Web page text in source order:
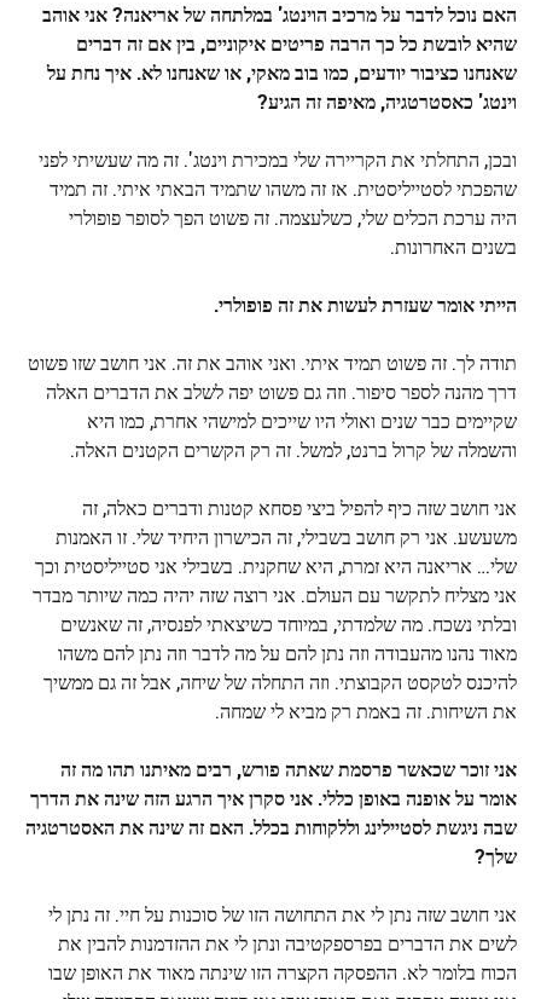
האם נוכל לדבר על מרכיב הוינטג' במלתחה של אריאנה? אני אוהב
שהיא לובשת כל כך הרבה פריטים איקוניים, בין אם זה דברים
שאנחנו כציבור יודעים, כמו בוב מאקי, או שאנחנו לא. איך נחת על
וינטג' כאסטרטגיה, מאיפה זה הגיע?
ובכן, התחלתי את הקריירה שלי במכירת וינטג'. זה מה שעשיתי לפני
שהפכתי לסטייליסטית. אז זה משהו שתמיד הבאתי איתי. זה תמיד
היה ערכת הכלים שלי, כשלעצמה. זה פשוט הפך לסופר פופולרי
בשנים האחרונות.
הייתי אומר שעזרת לעשות את זה פופולרי.
תודה לך. זה פשוט תמיד איתי. ואני אוהב את זה. אני חושב שזו פשוט
דרך מהנה לספר סיפור. וזה גם פשוט יפה לשלב את הדברים האלה
שקיימים כבר שנים ואולי היו שייכים למישהי אחרת, כמו היא
והשמלה של קרול ברנט, למשל. זה רק הקשרים הקטנים האלה.
אני חושב שזה כיף להפיל ביצי פסחא קטנות ודברים כאלה, זה
משעשע. אני רק חושב בשבילי, זה הכישרון היחיד שלי. זו האמנות
שלי… אריאנה היא זמרת, היא שחקנית. בשבילי אני סטייליסטית וכך
אני מצליח לתקשר עם העולם. אני רוצה שזה יהיה כמה שיותר מבדר
ובלתי נשכח. מה שלמדתי, במיוחד כשיצאתי לפנסיה, זה שאנשים
מאוד נהנו מהעבודה וזה נתן להם על מה לדבר וזה נתן להם משהו
להיכנס לטקסט הקבוצתי. וזה התחלה של שיחה, אבל זה גם ממשיך
את השיחות. זה באמת רק מביא לי שמחה.
אני זוכר שכאשר פרסמת שאתה פורש, רבים מאיתנו תהו מה זה
אומר על אופנה באופן כללי. אני סקרן איך הרגע הזה שינה את הדרך
שבה ניגשת לסטיילינג וללקוחות בכלל. האם זה שינה את האסטרטגיה
שלך?
אני חושב שזה נתן לי את התחושה הזו של סוכנות על חיי. זה נתן לי
לשים את הדברים בפרספקטיבה ונתן לי את ההזדמנות להבין את
הכוח בלומר לא. ההפסקה הקצרה הזו שינתה מאוד את האופן שבו